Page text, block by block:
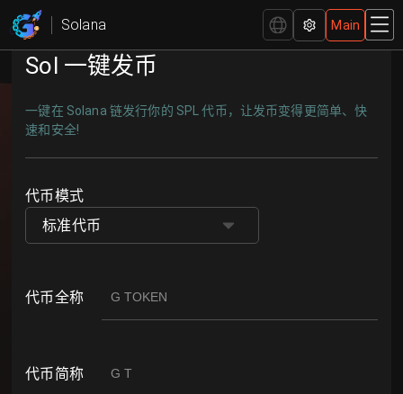
Solana Main
创建代币 | 一键发币 - GTokenTool
Sol 一键发币
一键在 Solana 链发行你的 SPL 代币，让发币变得更简单、快
速和安全!
代币模式
标准代币
代币全称
代币简称